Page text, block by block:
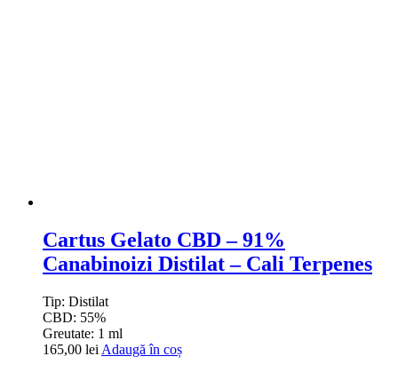
Cartus Gelato CBD – 91%
Canabinoizi Distilat – Cali Terpenes
Tip: Distilat
CBD: 55%
Greutate: 1 ml
165,00 lei Adaugă în coș